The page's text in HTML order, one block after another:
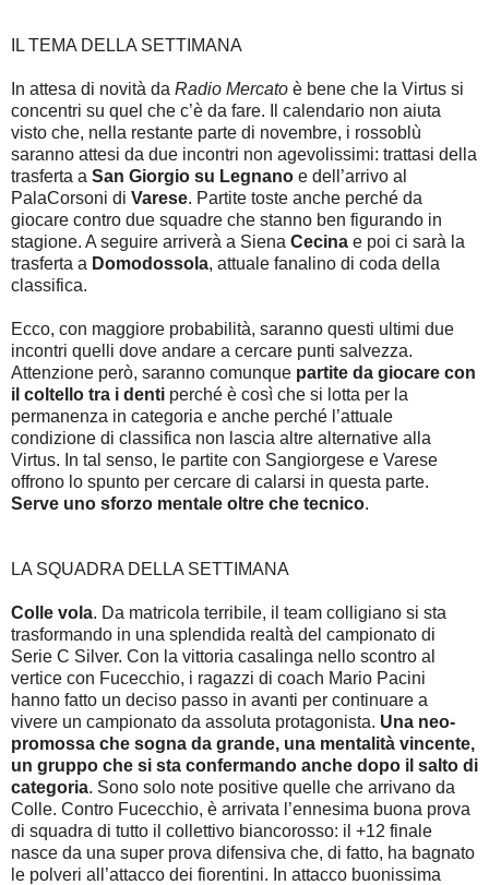
IL TEMA DELLA SETTIMANA
In attesa di novità da Radio Mercato è bene che la Virtus si
concentri su quel che c’è da fare. Il calendario non aiuta
visto che, nella restante parte di novembre, i rossoblù
saranno attesi da due incontri non agevolissimi: trattasi della
trasferta a San Giorgio su Legnano e dell’arrivo al
PalaCorsoni di Varese. Partite toste anche perché da
giocare contro due squadre che stanno ben figurando in
stagione. A seguire arriverà a Siena Cecina e poi ci sarà la
trasferta a Domodossola, attuale fanalino di coda della
classifica.
Ecco, con maggiore probabilità, saranno questi ultimi due
incontri quelli dove andare a cercare punti salvezza.
Attenzione però, saranno comunque partite da giocare con
il coltello tra i denti perché è così che si lotta per la
permanenza in categoria e anche perché l’attuale
condizione di classifica non lascia altre alternative alla
Virtus. In tal senso, le partite con Sangiorgese e Varese
offrono lo spunto per cercare di calarsi in questa parte.
Serve uno sforzo mentale oltre che tecnico.
LA SQUADRA DELLA SETTIMANA
Colle vola. Da matricola terribile, il team colligiano si sta
trasformando in una splendida realtà del campionato di
Serie C Silver. Con la vittoria casalinga nello scontro al
vertice con Fucecchio, i ragazzi di coach Mario Pacini
hanno fatto un deciso passo in avanti per continuare a
vivere un campionato da assoluta protagonista. Una neo-
promossa che sogna da grande, una mentalità vincente,
un gruppo che si sta confermando anche dopo il salto di
categoria. Sono solo note positive quelle che arrivano da
Colle. Contro Fucecchio, è arrivata l’ennesima buona prova
di squadra di tutto il collettivo biancorosso: il +12 finale
nasce da una super prova difensiva che, di fatto, ha bagnato
le polveri all’attacco dei fiorentini. In attacco buonissima